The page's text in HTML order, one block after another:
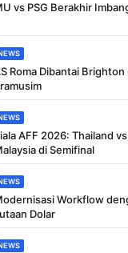
vs PSG Berakhir
Roma Dibantai
AFF 2026: Thailand
di Semifinal
Workflow
Dolar